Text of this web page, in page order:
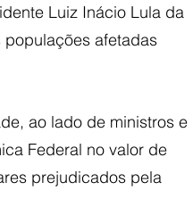
Luiz Inácio Lula da
afetadas
ao lado de ministros e
Federal no valor de
prejudicados pela